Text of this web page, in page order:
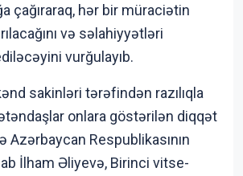
çağıraraq, hər bir müraciətin
və səlahiyyətləri
vurğulayıb.
sakinləri tərəfindən razılıqla
onlara göstərilən diqqət
Azərbaycan Respublikasının
İlham Əliyevə, Birinci vitse-